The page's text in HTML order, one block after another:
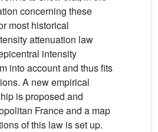
concerning these
most historical
attenuation law
intensity
into account and thus fits
A new empirical
is proposed and
France and a map
of this law is set up.